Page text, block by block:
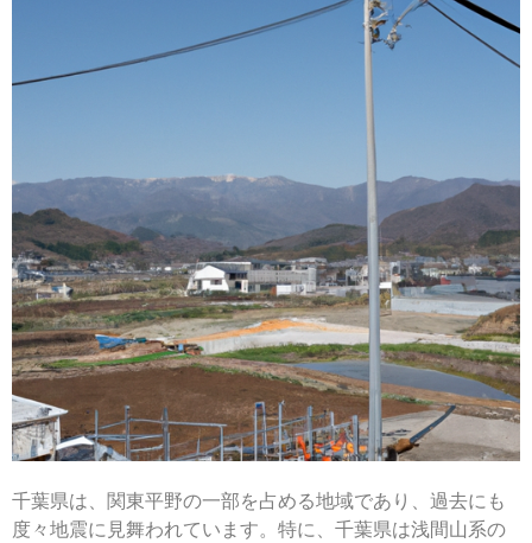
千葉県は、関東平野の一部を占める地域であり、過去にも
度々地震に見舞われています。特に、千葉県は浅間山系の